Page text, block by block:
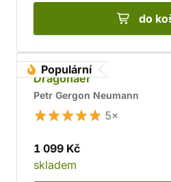
do
Populární
Dragonaer
Petr Gergon Neumann
5×
1 099 Kč
skladem